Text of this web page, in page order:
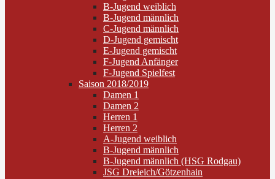
B-Jugend weiblich
B-Jugend männlich
C-Jugend männlich
D-Jugend gemischt
E-Jugend gemischt
F-Jugend Anfänger
F-Jugend Spielfest
Saison 2018/2019
Damen 1
Damen 2
Herren 1
Herren 2
A-Jugend weiblich
B-Jugend männlich
B-Jugend männlich (HSG Rodgau)
JSG Dreieich/Götzenhain